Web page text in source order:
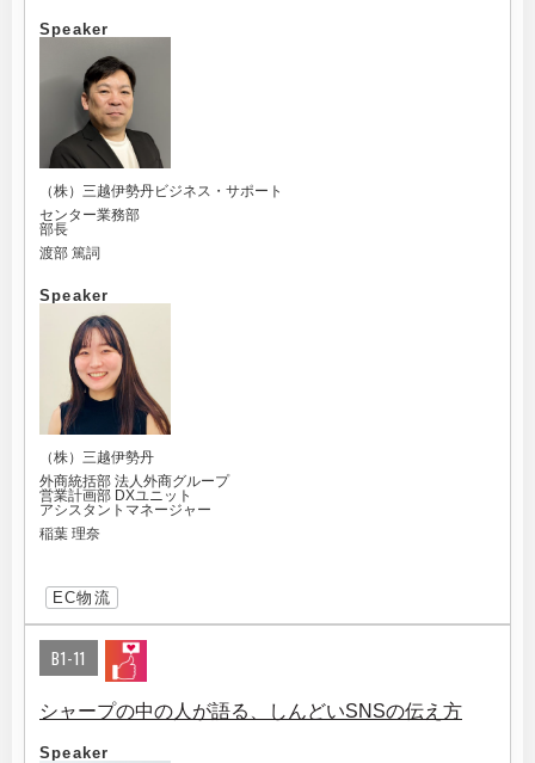
Speaker
（株）三越伊勢丹ビジネス・サポート
センター業務部
部長
渡部 篤詞
Speaker
（株）三越伊勢丹
外商統括部 法人外商グループ
営業計画部 DXユニット
アシスタントマネージャー
稲葉 理奈
EC物流
B1-11
シャープの中の人が語る、しんどいSNSの伝え方
Speaker